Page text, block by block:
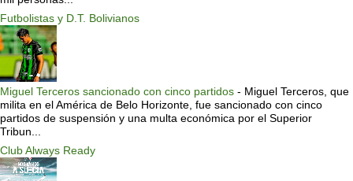
Futbolistas y D.T. Bolivianos
Miguel Terceros sancionado con cinco partidos - Miguel Terceros, que
milita en el América de Belo Horizonte, fue sancionado con cinco
partidos de suspensión y una multa económica por el Superior
Tribun...
Club Always Ready